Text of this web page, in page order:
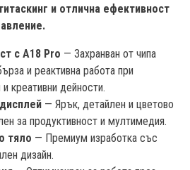
и отлична ефективност
с A18 Pro — Захранван от чипа
и реактивна работа при
креативни дейности.
— Ярък, детайлен и цветово
за продуктивност и мултимедия.
тяло — Премиум изработка със
дизайн.